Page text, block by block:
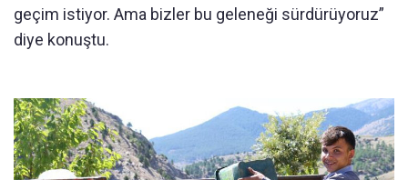
geçim istiyor. Ama bizler bu geleneği sürdürüyoruz”
diye konuştu.